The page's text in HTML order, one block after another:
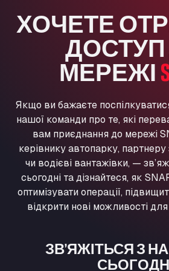
Anpol Sp. z o.o.
Ul. Torunska 147, 85884
Aqua Ariva GmbH
Marie-Curie-Straße 24, 68219
An der Autobahn 1, 27404
ARAL Autohof Bockenem
Oppelner Str. 1, 31167
ARAL Autohof Merklingen
Nellinger Str. 24, 89188
ARAL Autohof Preis
Schellweilerstraße 1, 66871
ARAL Tankstelle - XXL
Obernburger Str. 127, 63811
Ardleigh South Services
ХОЧЕТЕ
МЕРЕЖІ
Якщо ви бажаєте
нашої команди про те, які
вам приєднання до мережі
керівнику автопарку,
чи водієві вантажівки, —
сьогодні та дізнайтеся, як
оптимізувати операції,
відкрити нові можливості
ЗВ’ЯЖІТЬСЯ З